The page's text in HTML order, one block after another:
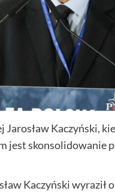
Kaczyński,
jest skonsolidowanie
Kaczyński